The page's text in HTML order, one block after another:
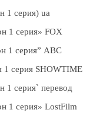
1 cерия) ua
1 cерия» FOX
1 cерия” ABC
1 cерия SHOWTIME
1 cерия` перевод
1 cерия» LostFilm